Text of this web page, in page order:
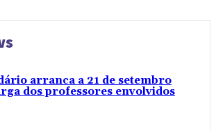
arranca a 21 de setembro
dos professores envolvidos